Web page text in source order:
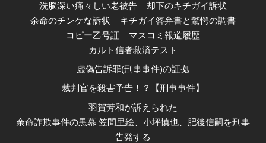
洗脳深い痛々しい老被告
却下のキチガイ訴状
余命のチンケな訴状
キチガイ答弁書と驚愕の調書
コピー乙号証
マスコミ報道履歴
カルト信者救済テスト
虚偽告訴罪(刑事事件)の証拠
裁判官を殺害予告！？【刑事事件】
羽賀芳和が訴えられた
余命詐欺事件の黒幕 笠間里絵、小坪慎也、肥後信嗣を刑事
告発する